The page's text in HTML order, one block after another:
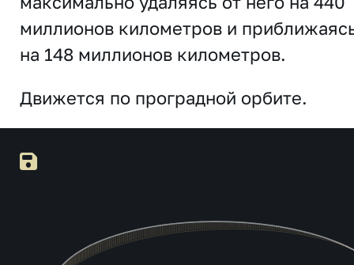
миллионов километров и
на 148 миллионов километров.
Движется по проградной орбите.